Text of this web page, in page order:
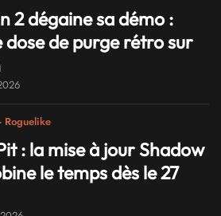
2 dégaine sa démo :
dose de purge rétro sur
Roguelike
: la mise à jour Shadow
le temps dès le 27